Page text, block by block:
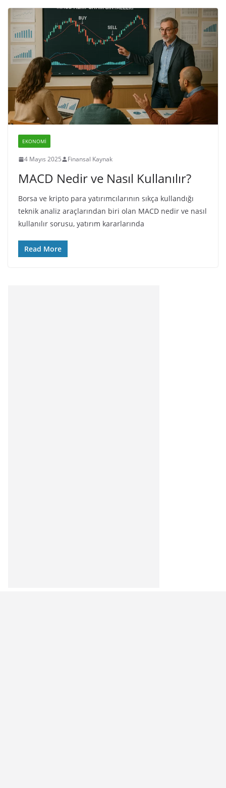
EKONOMI
4 Mayıs 2025 Finansal Kaynak
MACD Nedir ve Nasıl Kullanılır?
Borsa ve kripto para yatırımcılarının sıkça kullandığı
teknik analiz araçlarından biri olan MACD nedir ve nasıl
kullanılır sorusu, yatırım kararlarında
Read More